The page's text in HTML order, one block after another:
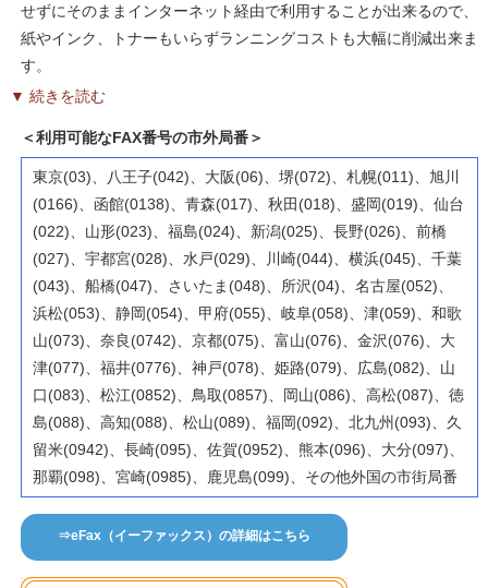
せずにそのままインターネット経由で利用することが出来るので、
紙やインク、トナーもいらずランニングコストも大幅に削減出来ま
す。
▼ 続きを読む
＜利用可能なFAX番号の市外局番＞
東京(03)、八王子(042)、大阪(06)、堺(072)、札幌(011)、旭川
(0166)、函館(0138)、青森(017)、秋田(018)、盛岡(019)、仙台
(022)、山形(023)、福島(024)、新潟(025)、長野(026)、前橋
(027)、宇都宮(028)、水戸(029)、川崎(044)、横浜(045)、千葉
(043)、船橋(047)、さいたま(048)、所沢(04)、名古屋(052)、
浜松(053)、静岡(054)、甲府(055)、岐阜(058)、津(059)、和歌
山(073)、奈良(0742)、京都(075)、富山(076)、金沢(076)、大
津(077)、福井(0776)、神戸(078)、姫路(079)、広島(082)、山
口(083)、松江(0852)、鳥取(0857)、岡山(086)、高松(087)、徳
島(088)、高知(088)、松山(089)、福岡(092)、北九州(093)、久
留米(0942)、長崎(095)、佐賀(0952)、熊本(096)、大分(097)、
那覇(098)、宮崎(0985)、鹿児島(099)、その他外国の市街局番
⇒eFax（イーファックス）の詳細はこちら